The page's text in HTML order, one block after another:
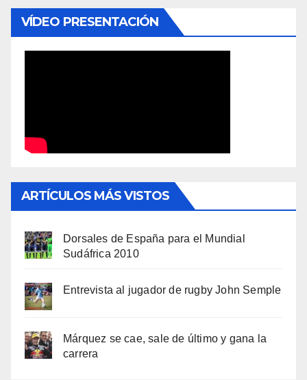
VÍDEO PRESENTACIÓN
ARTÍCULOS MÁS VISTOS
Dorsales de España para el Mundial
Sudáfrica 2010
Entrevista al jugador de rugby John Semple
Márquez se cae, sale de último y gana la
carrera